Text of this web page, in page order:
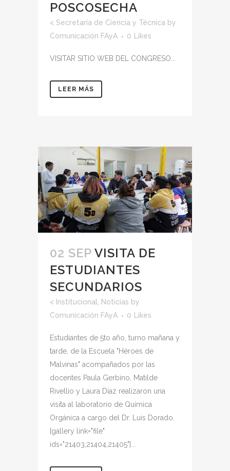
POSCOSECHA
< Secretaría de Ciencia y Técnica by
Comunicación FAyA
0 Likes
VISITAR SITIO WEB DEL CONGRESO...
LEER MÁS
02 SEP VISITA DE
ESTUDIANTES
SECUNDARIOS
< Institucional, Noticias by
Comunicación FAyA
0 Likes
Estudiantes de 5to año, turno mañana y
tarde, de la Escuela "Héroes de
Malvinas" acompañados por las
docentes Paula Gerbino, Matilde
Rivellio y Laura Díaz realizaron una
visita al laboratorio de Química
Orgánica a cargo del Dr. Luis Dorado.
[gallery link="file"
ids="21403,21404,21405"]...